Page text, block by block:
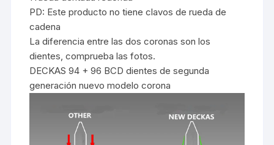
PD: Este producto no tiene clavos de rueda de
cadena
La diferencia entre las dos coronas son los
dientes, comprueba las fotos.
DECKAS 94 + 96 BCD dientes de segunda
generación nuevo modelo corona